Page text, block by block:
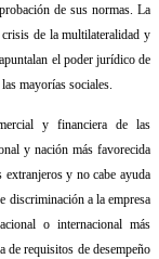
de sus normas. La
de la multilateralidad y
el poder jurídico de
mayorías sociales.
y financiera de las
y nación más favorecida
extranjeros y no cabe ayuda
discriminación a la empresa
o internacional más
de requisitos de desempeño